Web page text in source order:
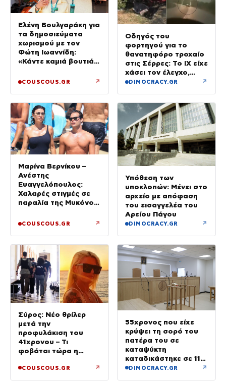
Ελένη Βουλγαράκη για
τα δημοσιεύματα
χωρισμού με τον
Φώτη Ιωαννίδη:
«Κάντε καμιά βουτιά
δροσιστείτε»
COUSCOUS.GR ↗
Οδηγός του
φορτηγού για το
θανατηφόρο τροχαίο
στις Σέρρες: Το ΙΧ είχε
χάσει τον έλεγχο,
έφυγε στο αντίθετο
DIMOCRACY.GR ↗
Μαρίνα Βερνίκου –
Ανέστης
Ευαγγελόπουλος:
Χαλαρές στιγμές σε
παραλία της Μυκόνου
COUSCOUS.GR ↗
Υπόθεση των
υποκλοπών: Μένει στο
αρχείο με απόφαση
του εισαγγελέα του
Αρείου Πάγου
DIMOCRACY.GR ↗
Σύρος: Νέο θρίλερ
μετά την
προφυλάκιση του
41χρονου – Τι
φοβάται τώρα η
COUSCOUS.GR ↗
55χρονος που είχε
κρύψει τη σορό του
πατέρα του σε
καταψύκτη
καταδικάστηκε σε 11
μήνες με αναστολή
DIMOCRACY.GR ↗